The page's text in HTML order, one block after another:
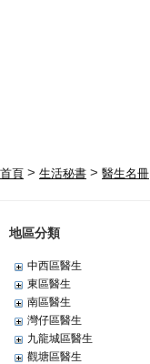
首頁 > 生活秘書 > 醫生名冊
地區分類
中西區醫生
東區醫生
南區醫生
灣仔區醫生
九龍城區醫生
觀塘區醫生